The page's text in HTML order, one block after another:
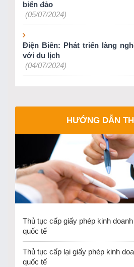
biển đảo
(05/07/2024)
Điện Biên: Phát triển làng
với du lịch
(04/07/2024)
HƯỚNG DẪN
Thủ tục cấp giấy phép kinh
quốc tế
Thủ tục cấp lại giấy phép kinh
quốc tế